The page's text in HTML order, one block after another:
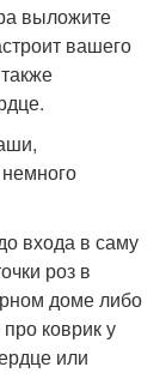
выложите
вашего
входа в саму
роз в
доме либо
коврик у
или